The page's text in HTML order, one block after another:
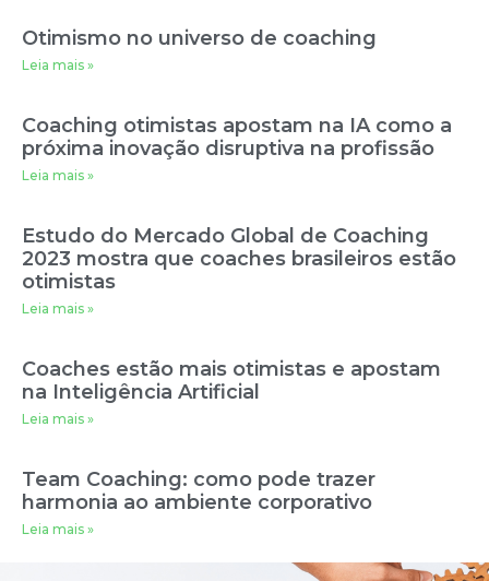
Otimismo no universo de coaching
Leia mais »
Coaching otimistas apostam na IA como a
próxima inovação disruptiva na profissão
Leia mais »
Estudo do Mercado Global de Coaching
2023 mostra que coaches brasileiros estão
otimistas
Leia mais »
Coaches estão mais otimistas e apostam
na Inteligência Artificial
Leia mais »
Team Coaching: como pode trazer
harmonia ao ambiente corporativo
Leia mais »